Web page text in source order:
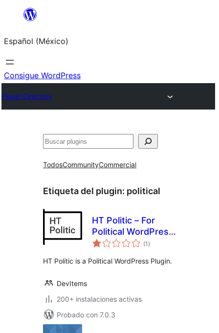
Saltar
contenido
Español (México)
Consigue WordPress
Plugin Directory
Buscar
TodosCommunityCommercial
Etiqueta del plugin: political
HT Politic – For
Political WordPress
Themes / Website
(1 total
de
)
HT Politic is a Political WordPress Plugin.
DevItems
200+ instalaciones activas
Probado con 7.0.3